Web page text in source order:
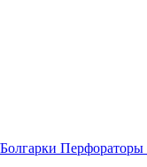
Перфораторы